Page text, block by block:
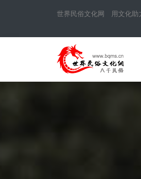
世界民俗文化网 用文化助